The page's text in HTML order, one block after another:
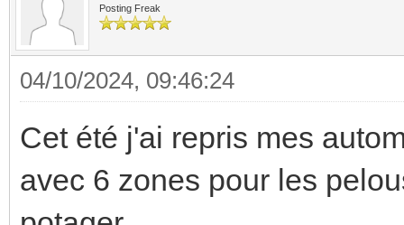
Posting Freak
04/10/2024, 09:46:24
Cet été j'ai repris mes
avec 6 zones pour les